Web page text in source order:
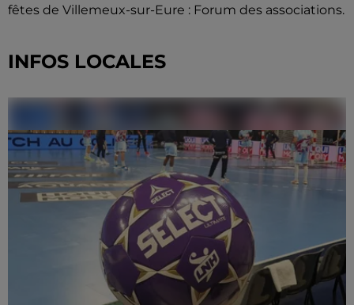
fêtes de Villemeux-sur-Eure : Forum des associations.
INFOS LOCALES